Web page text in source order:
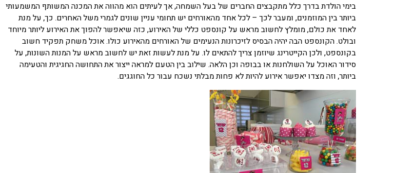
בימי הולדת בדרך כלל מתקבצים החברים של בעל השמחה, אך לעיתים הוא מהווה את המכנה המשותף המשמעותי
ביותר בין המוזמנים, ומעבר לכך – לכל אחד מהאורחים יש תחומי עניין שונים לגמרי משל האחרים. כך, על מנת
לאחד את כולם, מומלץ לחשוב מראש על קונספט כללי של האירוע, כזה שיאפשר להפוך את האירוע ליותר מיוחד
ובולט. הקונספט הבה יהיה הבסיס לזיכרונות הנעימים של האורחים מהאירוע כולו. אוכל משחק תפקיד חשוב
בקונספט, ולכן הקייטרינג שיוזמן צריך להתאים לו. על מנת לעשות זאת יש לחשוב מראש על המנות השונות, על
סידור האוכל על השולחנות או בבופה וכן הלאה. שילוב בין הטעם למראה ייצור את התחושה החגיגית והטעימה
ביותר, וזה מצדו יאפשר אירוע להיות לא פחות מבלתי נשכח עבור כל החוגגים.